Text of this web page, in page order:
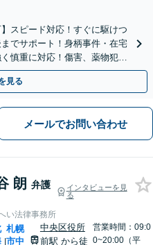
スピード対応！すぐに駆けつ
でサポート！身柄事件・在宅
慎重に対応！傷害、薬物犯
・プライバシー配慮】
見る
メールでお問い合わせ
朗 弁護
インタビューを見
る
い法律事務所
|
札幌
市中
中央区役所
前駅 から徒
営業時間：09:0
0~20:00（平